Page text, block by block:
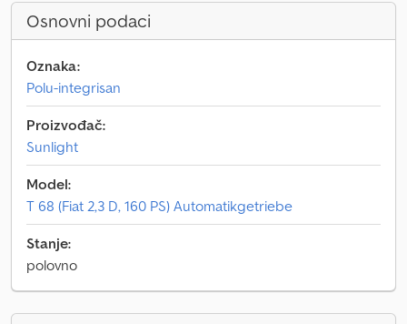
Osnovni podaci
Oznaka:
Polu-integrisan
Proizvođač:
Sunlight
Model:
T 68 (Fiat 2,3 D, 160 PS) Automatikgetriebe
Stanje:
polovno